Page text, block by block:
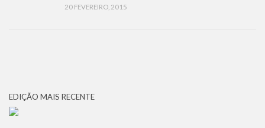
20 FEVEREIRO, 2015
EDIÇÃO MAIS RECENTE